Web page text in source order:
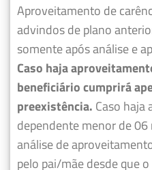
Aproveitamento de
advindos de plano
somente após análise e
Caso haja
beneficiário cumprirá
preexistência. Caso haja
dependente menor de
análise de
pelo pai/mãe desde que